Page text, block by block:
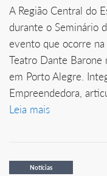
A Região Central do
durante o Seminário
evento que ocorre
Teatro Dante Barone
em Porto Alegre.
Empreendedora,
Leia mais
Notícias